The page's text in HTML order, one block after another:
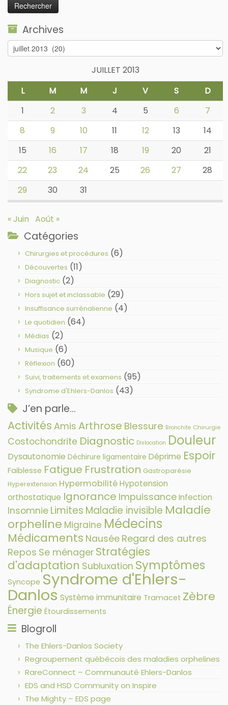
Archives
Archives
JUILLET 2013
L
M M J V S
D
1
2 3 4 5 6
7
8
9 10 11 12 13
14
15
16 17 18 19 20
21
22
23 24 25 26 27
28
29
30 31
« Juin Août »
Catégories
Chirurgies et procédures (6)
Découvertes (11)
Diagnostic (2)
Hors sujet et inclassable (29)
Insuffisance surrénalienne (4)
Le quotidien (64)
Médias (2)
Musique (6)
Réflexion (60)
Suivi, traitements et examens (95)
Syndrome d'Ehlers-Danlos (43)
J’en parle…
Activités Amis Arthrose Blessure Bronchite Chirurgie
Costochondrite Diagnostic Dislocation Douleur
Dysautonomie Déchirure ligamentaire Déprime Espoir
Faiblesse Fatigue Frustration Gastroparésie
Hyperextension HypermobilitéHypotension
orthostatique Ignorance ImpuissanceInfection
Insomnie Limites Maladie invisible Maladie
orpheline Migraine Médecins
Médicaments Nausée Regard des autres
Repos Se ménager Stratégies
d'adaptation Subluxation Symptômes
Syncope Syndrome d'Ehlers-
Danlos Système immunitaire Tramacet Zèbre
Énergie Étourdissements
Blogroll
The Ehlers-Danlos Society
Regroupement québécois des maladies orphelines
RareConnect – Communauté Ehlers-Danlos
EDS and HSD Community on Inspire
The Mighty – EDS page